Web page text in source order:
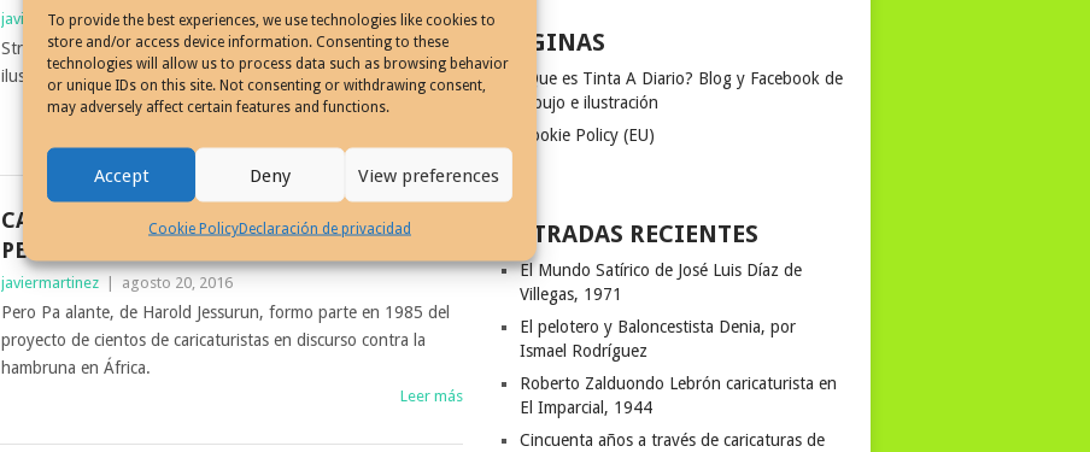
To provide the best experiences, we use technologies like cookies to
store and/or access device information. Consenting to these
technologies will allow us to process data such as browsing behavior
or unique IDs on this site. Not consenting or withdrawing consent,
may adversely affect certain features and functions.
Accept Deny View preferences
Cookie PolicyDeclaración de privacidad
javiermartinez | septiembre 24, 2016
Stranger Things, el artista Javier Martínez pone en marcha
ilustraciones en torno a la serie de Netflix
CARICATURISTAS CONTRA EL HAMBRE,
PERO PA ALANTE
javiermartinez | agosto 20, 2016
Pero Pa alante, de Harold Jessurun, formo parte en 1985 del
proyecto de cientos de caricaturistas en discurso contra la
hambruna en África.
Leer más
PAGINAS
¿Que es Tinta A Diario? Blog y Facebook de
dibujo e ilustración
Cookie Policy (EU)
ENTRADAS RECIENTES
El Mundo Satírico de José Luis Díaz de
Villegas, 1971
El pelotero y Baloncestista Denia, por
Ismael Rodríguez
Roberto Zalduondo Lebrón caricaturista en
El Imparcial, 1944
Cincuenta años a través de caricaturas de